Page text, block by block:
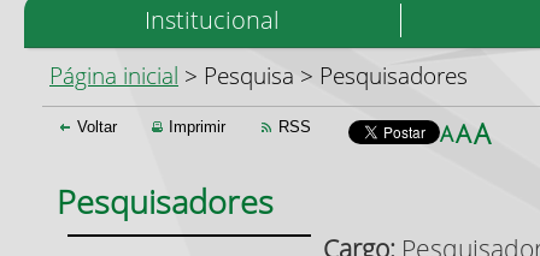
menu
Institucional
conteúdo
Página inicial > Pesquisa > Pesquisadores
Voltar Imprimir RSS AAA
Pesquisadores
Cargo: